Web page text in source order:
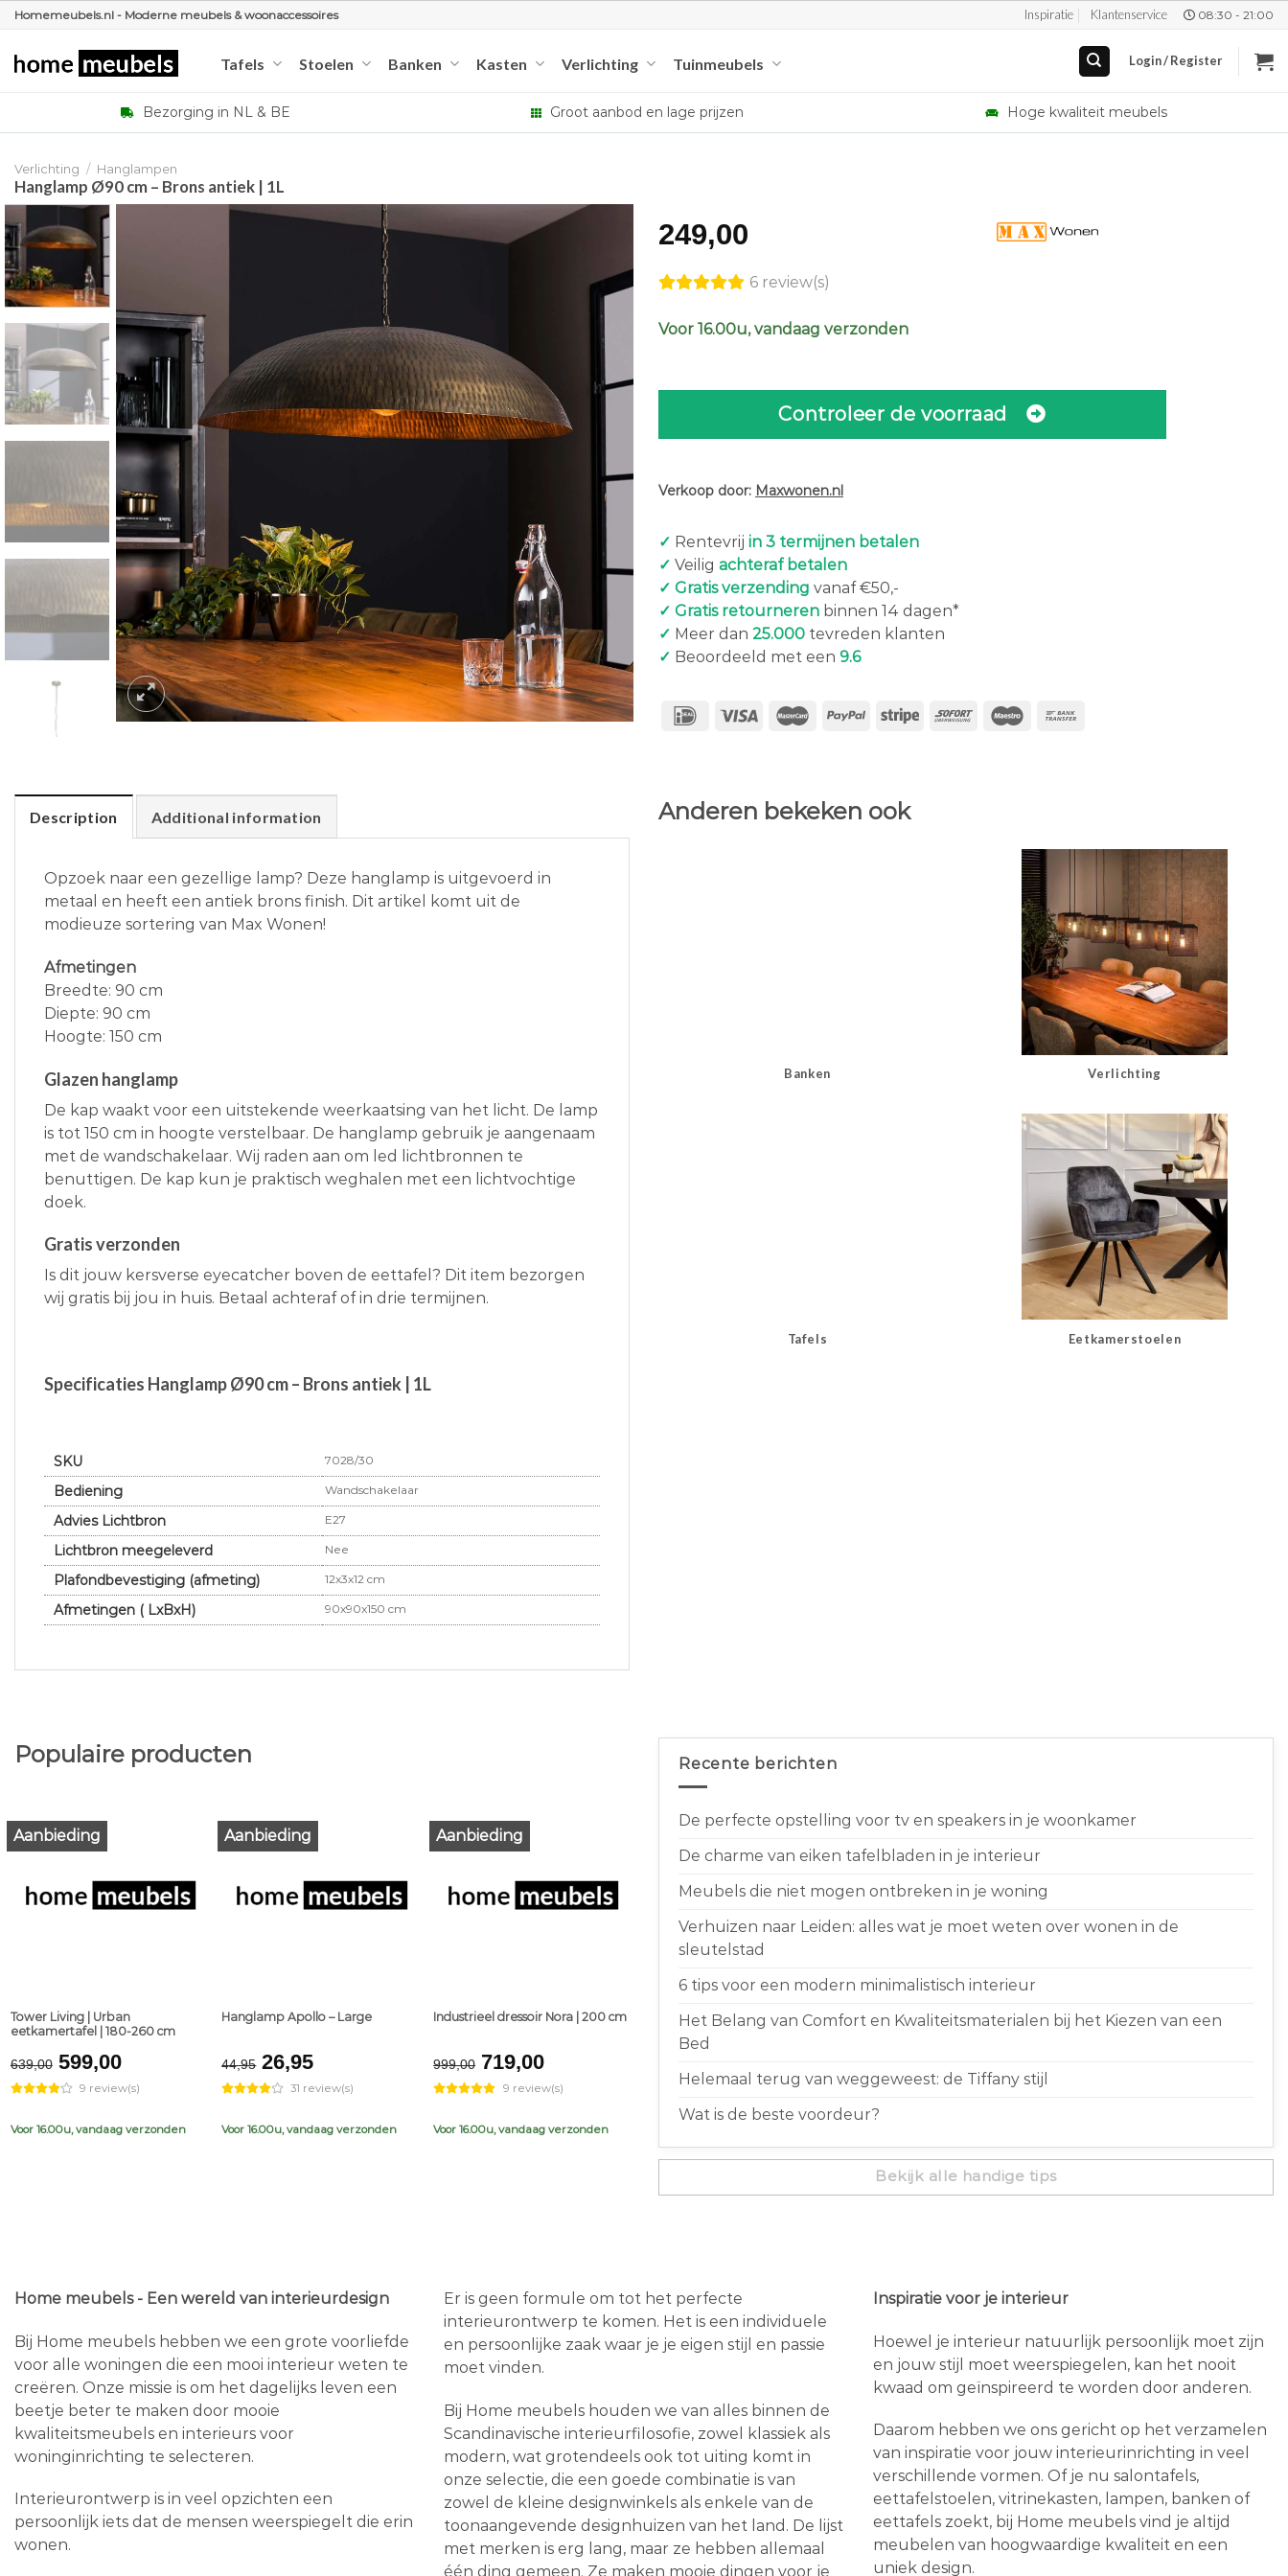
Ga
inhoud
Homemeubels.nl - Moderne meubels & woonaccessoires Inspiratie Klantenservice 08:30 - 21:00
Tafels Stoelen Banken Kasten Verlichting Tuinmeubels Login / Register
Bezorging in NL & BE Groot aanbod en lage prijzen Hoge kwaliteit meubels
Verlichting / Hanglampen
Hanglamp Ø90 cm – Brons antiek | 1L
249,00
6 review(s)
Voor 16.00u, vandaag verzonden
Controleer de voorraad
Verkoop door: Maxwonen.nl
✓ Rentevrij in 3 termijnen betalen
✓ Veilig achteraf betalen
✓ Gratis verzending vanaf €50,-
✓ Gratis retourneren binnen 14 dagen*
✓ Meer dan 25.000 tevreden klanten
✓ Beoordeeld met een 9.6
Description Additional information
Opzoek naar een gezellige lamp? Deze hanglamp is uitgevoerd in
metaal en heeft een antiek brons finish. Dit artikel komt uit de
modieuze sortering van Max Wonen!
Afmetingen
Breedte: 90 cm
Diepte: 90 cm
Hoogte: 150 cm
Glazen hanglamp
De kap waakt voor een uitstekende weerkaatsing van het licht. De lamp
is tot 150 cm in hoogte verstelbaar. De hanglamp gebruik je aangenaam
met de wandschakelaar. Wij raden aan om led lichtbronnen te
benuttigen. De kap kun je praktisch weghalen met een lichtvochtige
doek.
Gratis verzonden
Is dit jouw kersverse eyecatcher boven de eettafel? Dit item bezorgen
wij gratis bij jou in huis. Betaal achteraf of in drie termijnen.
Specificaties Hanglamp Ø90 cm – Brons antiek | 1L
SKU 7028/30
Bediening Wandschakelaar
Advies Lichtbron E27
Lichtbron meegeleverd Nee
Plafondbevestiging (afmeting) 12x3x12 cm
Afmetingen ( LxBxH) 90x90x150 cm
Anderen bekeken ook
Banken Verlichting
Tafels Eetkamerstoelen
Populaire producten
Aanbieding
Tower Living | Urban
eetkamertafel | 180-260 cm
639,00 Original
price
was:
€639,00.
599,00Current
price
is:
€599,00.
9 review(s)
Voor 16.00u, vandaag verzonden
Aanbieding
Hanglamp Apollo – Large
44,95 Original
price
was:
€44,95.
26,95Current
price
is:
€26,95.
31 review(s)
Voor 16.00u, vandaag verzonden
Aanbieding
Industrieel dressoir Nora | 200 cm
999,00 Original
price
was:
€999,00.
719,00Current
price
is:
€719,00.
9 review(s)
Voor 16.00u, vandaag verzonden
Recente berichten
De perfecte opstelling voor tv en speakers in je woonkamer
De charme van eiken tafelbladen in je interieur
Meubels die niet mogen ontbreken in je woning
Verhuizen naar Leiden: alles wat je moet weten over wonen in de
sleutelstad
6 tips voor een modern minimalistisch interieur
Het Belang van Comfort en Kwaliteitsmaterialen bij het Kiezen van een
Bed
Helemaal terug van weggeweest: de Tiffany stijl
Wat is de beste voordeur?
Bekijk alle handige tips
Home meubels - Een wereld van interieurdesign
Bij Home meubels hebben we een grote voorliefde
voor alle woningen die een mooi interieur weten te
creëren. Onze missie is om het dagelijks leven een
beetje beter te maken door mooie
kwaliteitsmeubels en interieurs voor
woninginrichting te selecteren.
Interieurontwerp is in veel opzichten een
persoonlijk iets dat de mensen weerspiegelt die erin
wonen.
Er is geen formule om tot het perfecte
interieurontwerp te komen. Het is een individuele
en persoonlijke zaak waar je je eigen stijl en passie
moet vinden.
Bij Home meubels houden we van alles binnen de
Scandinavische interieurfilosofie, zowel klassiek als
modern, wat grotendeels ook tot uiting komt in
onze selectie, die een goede combinatie is van
zowel de kleine designwinkels als enkele van de
toonaangevende designhuizen van het land. De lijst
met merken is erg lang, maar ze hebben allemaal
één ding gemeen. Ze maken mooie dingen voor je
Inspiratie voor je interieur
Hoewel je interieur natuurlijk persoonlijk moet zijn
en jouw stijl moet weerspiegelen, kan het nooit
kwaad om geïnspireerd te worden door anderen.
Daarom hebben we ons gericht op het verzamelen
van inspiratie voor jouw interieurinrichting in veel
verschillende vormen. Of je nu salontafels,
eettafelstoelen, vitrinekasten, lampen, banken of
eettafels zoekt, bij Home meubels vind je altijd
meubelen van hoogwaardige kwaliteit en een
uniek design.